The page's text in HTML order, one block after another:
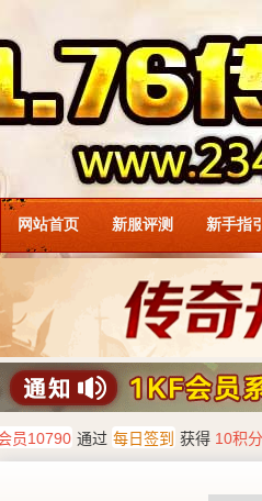
网站首页 新服评测 新手指引